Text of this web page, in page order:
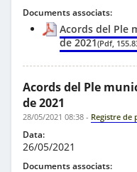
Documents associats:
Acords del Ple
de 2021(Pdf,
Acords del Ple
de 2021
28/05/2021 08:38 - Registre de
Data:
26/05/2021
Documents associats: